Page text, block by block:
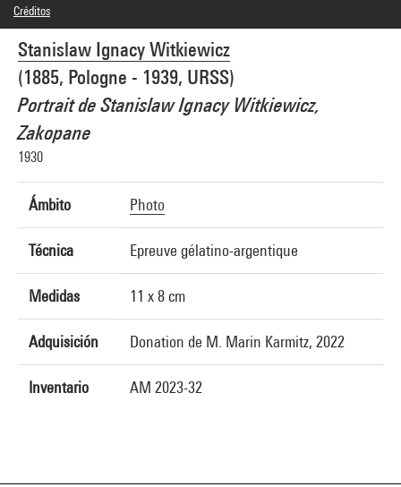
Stanislaw Ignacy Witkiewicz
(1885, Pologne - 1939, URSS)
Portrait de Stanislaw Ignacy Witkiewicz,
Zakopane
1930
Ámbito Photo
Técnica Epreuve gélatino-argentique
Medidas 11 x 8 cm
Adquisición Donation de M. Marin Karmitz, 2022
Inventario AM 2023-32
Créditos
Domaine public
Créditos fotográficos : Centre Pompidou, MNAM-CCI/Janeth Rodriguez-Garcia/Dist.
GrandPalaisRmn
Referencia de la imagen : 4Y07802
Difusión de la imagen :GrandPalaisRmnPhoto